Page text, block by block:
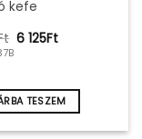
kefe
Original
425Ft.
6 125FtCurrent
125Ft.
TESZEM